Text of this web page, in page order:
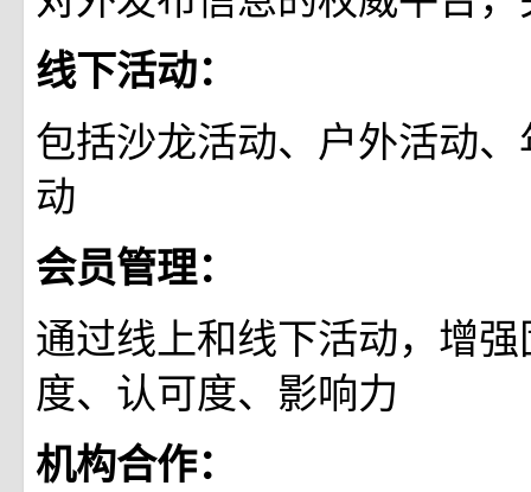
线下活动：
包括沙龙活动、户外活动
动
会员管理：
通过线上和线下活动，增
度、认可度、影响力
机构合作：